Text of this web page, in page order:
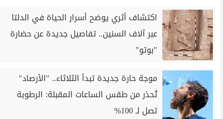
اكتشاف أثري يوضح أسرار الحياة في الدلتا
عبر آلاف السنين.. تفاصيل جديدة عن حضارة
"بوتو"
موجة حارة جديدة تبدأ الثلاثاء.. "الأرصاد"
تُحذر من طقس الساعات المقبلة: الرطوبة
تصل لـ 100%